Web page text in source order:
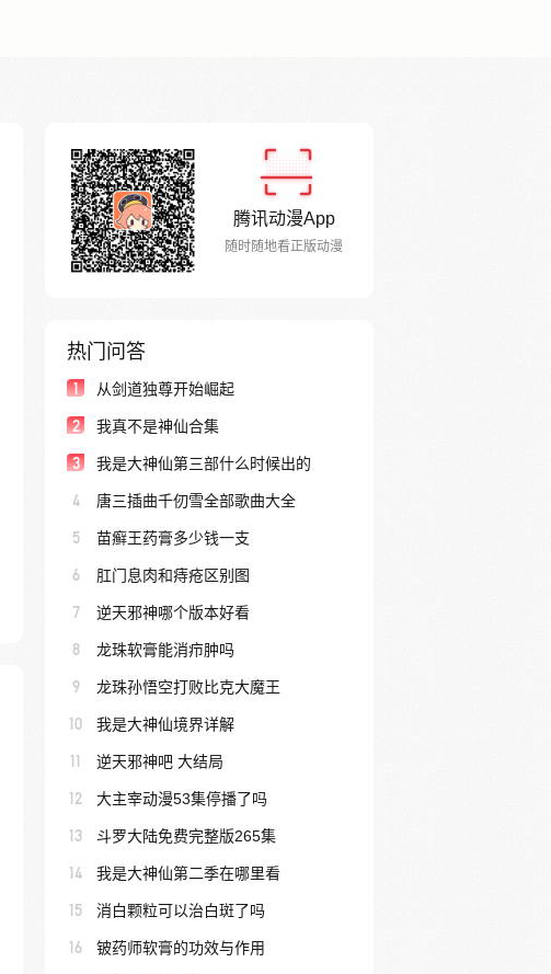
腾讯动漫App
随时随地看正版动漫
热门问答
1 从剑道独尊开始崛起
2 我真不是神仙合集
3 我是大神仙第三部什么时候出的
4 唐三插曲千仞雪全部歌曲大全
5 苗癣王药膏多少钱一支
6 肛门息肉和痔疮区别图
7 逆天邪神哪个版本好看
8 龙珠软膏能消疖肿吗
9 龙珠孙悟空打败比克大魔王
10 我是大神仙境界详解
11 逆天邪神吧 大结局
12 大主宰动漫53集停播了吗
13 斗罗大陆免费完整版265集
14 我是大神仙第二季在哪里看
15 消白颗粒可以治白斑了吗
16 铍药师软膏的功效与作用